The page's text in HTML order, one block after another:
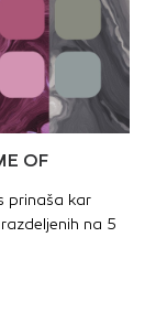
OF
prinaša kar
na 5